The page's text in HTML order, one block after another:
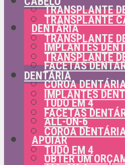
TRANSPLANTE
DENTÁRIA
IMPLANTES
FACETAS
COROA
TUDO EM 4
ALL-ON-6
APOIAR
OBTER UM
TRANSPLANTE
TRANSPLANTE
TRANSPLANTE
DENTÁRIA
IMPLANTES
FACETAS
COROA
TUDO EM 4